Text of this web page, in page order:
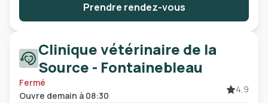
Prendre rendez-vous
Clinique vétérinaire de la
Source - Fontainebleau
Fermé
Ouvre demain à 08:30
4,9